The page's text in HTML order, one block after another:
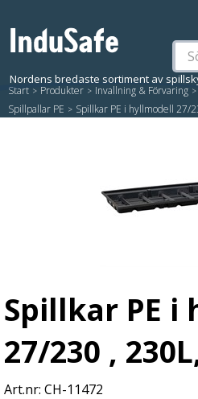
Start / Produkter / Invallning & Förvaring /
Spillpallar PE / Spillkar PE i hyllmodell 27/
Spillkar PE i
27/230 ,
CH-11472